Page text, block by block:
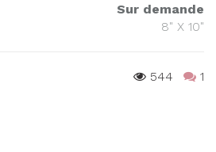
Sur demande
8" X 10"
544 1